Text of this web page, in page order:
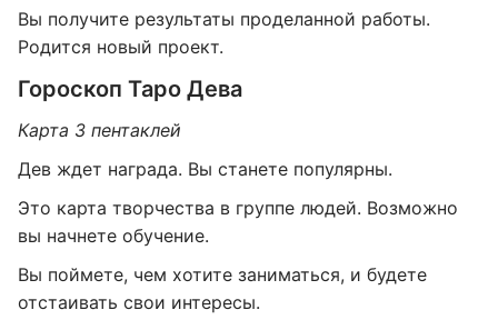
Вы получите результаты проделанной работы.
Родится новый проект.
Гороскоп Таро Дева
Карта 3 пентаклей
Дев ждет награда. Вы станете популярны.
Это карта творчества в группе людей. Возможно
вы начнете обучение.
Вы поймете, чем хотите заниматься, и будете
отстаивать свои интересы.